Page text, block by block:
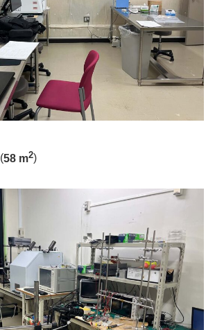
(58 m2)